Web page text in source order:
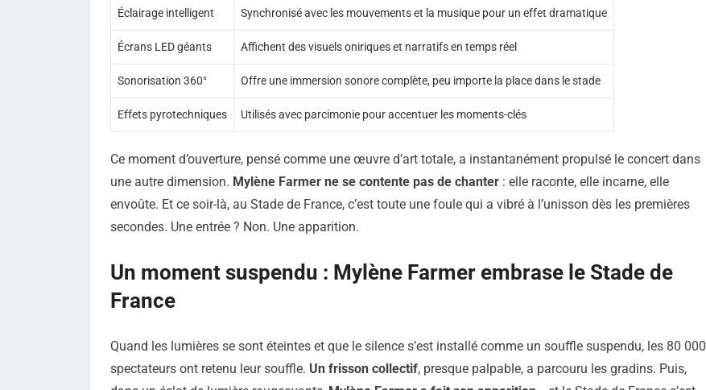
Éclairage intelligent Synchronisé avec les mouvements et la musique pour un effet dramatique
Écrans LED géants Affichent des visuels oniriques et narratifs en temps réel
Sonorisation 360° Offre une immersion sonore complète, peu importe la place dans le stade
Effets pyrotechniques Utilisés avec parcimonie pour accentuer les moments-clés
Ce moment d’ouverture, pensé comme une œuvre d’art totale, a instantanément propulsé le concert dans
une autre dimension. Mylène Farmer ne se contente pas de chanter : elle raconte, elle incarne, elle
envoûte. Et ce soir-là, au Stade de France, c’est toute une foule qui a vibré à l’unisson dès les premières
secondes. Une entrée ? Non. Une apparition.
Un moment suspendu : Mylène Farmer embrase le Stade de
France
Quand les lumières se sont éteintes et que le silence s’est installé comme un souffle suspendu, les 80 000
spectateurs ont retenu leur souffle. Un frisson collectif, presque palpable, a parcouru les gradins. Puis,